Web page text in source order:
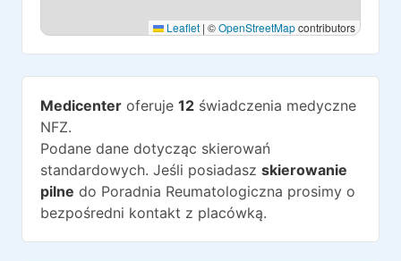
Leaflet | ©OpenStreetMapcontributors
Medicenter oferuje 12 świadczenia medyczne
NFZ.
Podane dane dotycząc skierowań
standardowych. Jeśli posiadasz skierowanie
pilne do Poradnia Reumatologiczna prosimy o
bezpośredni kontakt z placówką.